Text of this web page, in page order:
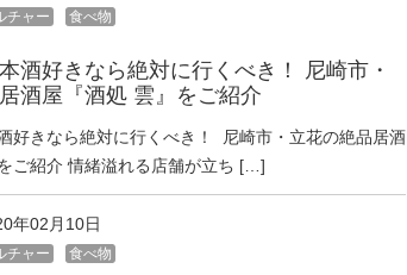
チャー 食べ物
本酒好きなら絶対に行くべき！ 尼崎市・
酒屋『酒処 雲』をご紹介
好きなら絶対に行くべき！ 尼崎市・立花の絶品居酒
ご紹介 情緒溢れる店舗が立ち […]
年02月10日
チャー 食べ物